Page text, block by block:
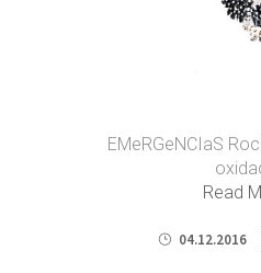
EMeRGeNCIaS
Read
04.12.2016